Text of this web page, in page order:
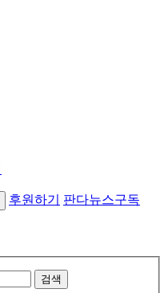
후원하기 판다뉴스구독
검색